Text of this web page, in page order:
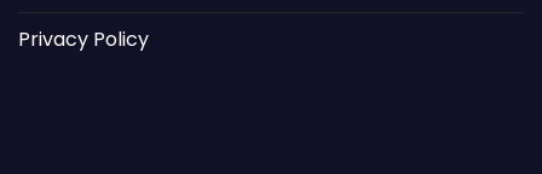
Privacy Policy